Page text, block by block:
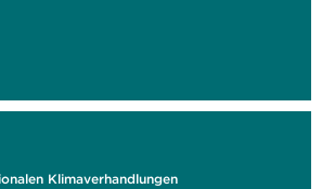
Klimaverhandlungen